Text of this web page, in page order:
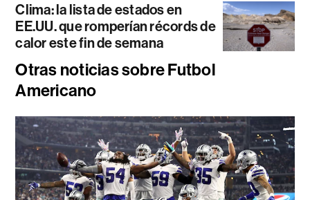
Clima: la lista de estados en
EE.UU. que romperían récords de
calor este fin de semana
Otras noticias sobre Futbol
Americano